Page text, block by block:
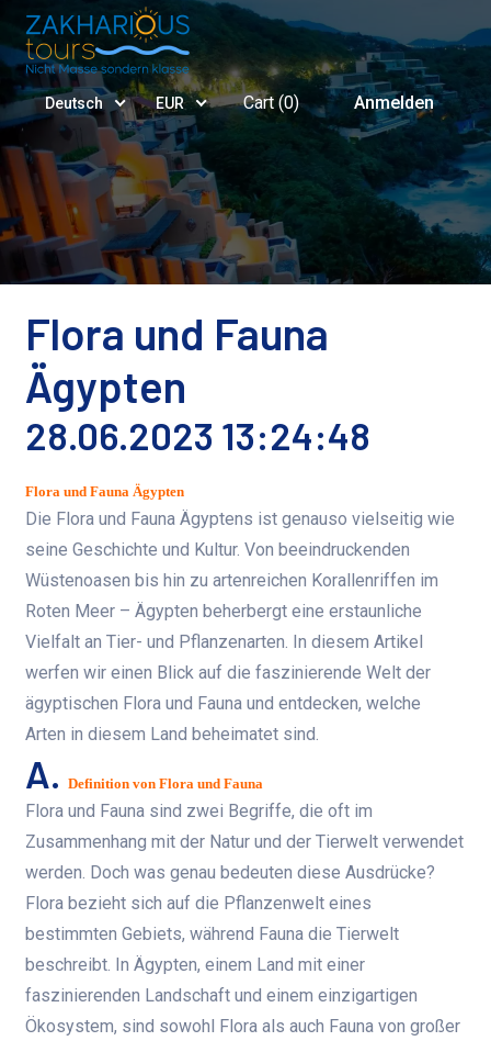
Deutsch EUR Cart (0) Anmelden
Flora und Fauna
Ägypten
28.06.2023 13:24:48
Flora und Fauna Ägypten
Die Flora und Fauna Ägyptens ist genauso vielseitig wie
seine Geschichte und Kultur. Von beeindruckenden
Wüstenoasen bis hin zu artenreichen Korallenriffen im
Roten Meer – Ägypten beherbergt eine erstaunliche
Vielfalt an Tier- und Pflanzenarten. In diesem Artikel
werfen wir einen Blick auf die faszinierende Welt der
ägyptischen Flora und Fauna und entdecken, welche
Arten in diesem Land beheimatet sind.
A.Definition von Flora und Fauna
Flora und Fauna sind zwei Begriffe, die oft im
Zusammenhang mit der Natur und der Tierwelt verwendet
werden. Doch was genau bedeuten diese Ausdrücke?
Flora bezieht sich auf die Pflanzenwelt eines
bestimmten Gebiets, während Fauna die Tierwelt
beschreibt. In Ägypten, einem Land mit einer
faszinierenden Landschaft und einem einzigartigen
Ökosystem, sind sowohl Flora als auch Fauna von großer